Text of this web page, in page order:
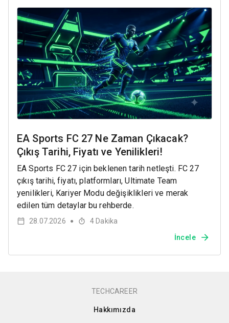
EA Sports FC 27 Ne Zaman Çıkacak?
Çıkış Tarihi, Fiyatı ve Yenilikleri!
EA Sports FC 27 için beklenen tarih netleşti. FC 27
çıkış tarihi, fiyatı, platformları, Ultimate Team
yenilikleri, Kariyer Modu değişiklikleri ve merak
edilen tüm detaylar bu rehberde.
28.07.2026 ● 4 Dakika
İncele
TECHCAREER
Hakkımızda